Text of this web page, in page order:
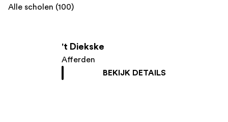
Alle scholen (100)
't Diekske
Afferden
BEKIJK DETAILS